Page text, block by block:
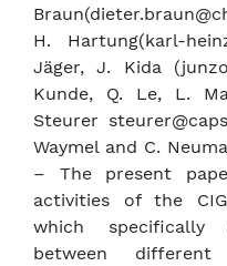
H. Hartung(karl-
Jäger, J. Kida
Kunde, Q. Le, L.
Steurer
Waymel and C.
– The present
activities of the
which specifically
between